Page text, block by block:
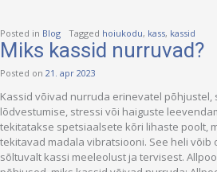
Posted in Blog Tagged hoiukodu, kass, kassid
Miks kassid nurruvad?
Posted on 21. apr 2023
Kassid võivad nurruda erinevatel põhjustel,
lõdvestumise, stressi või haiguste
tekitatakse spetsiaalsete kõri lihaste poolt,
tekitavad madala vibratsiooni. See heli võib
sõltuvalt kassi meeleolust ja tervisest.